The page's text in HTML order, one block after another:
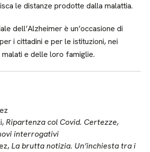
le distanze prodotte dalla malattia.
dell’Alzheimer è un’occasione di
i cittadini e per le istituzioni, nei
e delle loro famiglie.
Ripartenza col Covid. Certezze,
interrogativi
La brutta notizia. Un’inchiesta tra i